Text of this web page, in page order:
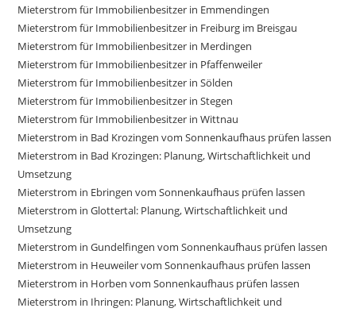
Mieterstrom für Immobilienbesitzer in Emmendingen
Mieterstrom für Immobilienbesitzer in Freiburg im Breisgau
Mieterstrom für Immobilienbesitzer in Merdingen
Mieterstrom für Immobilienbesitzer in Pfaffenweiler
Mieterstrom für Immobilienbesitzer in Sölden
Mieterstrom für Immobilienbesitzer in Stegen
Mieterstrom für Immobilienbesitzer in Wittnau
Mieterstrom in Bad Krozingen vom Sonnenkaufhaus prüfen lassen
Mieterstrom in Bad Krozingen: Planung, Wirtschaftlichkeit und
Umsetzung
Mieterstrom in Ebringen vom Sonnenkaufhaus prüfen lassen
Mieterstrom in Glottertal: Planung, Wirtschaftlichkeit und
Umsetzung
Mieterstrom in Gundelfingen vom Sonnenkaufhaus prüfen lassen
Mieterstrom in Heuweiler vom Sonnenkaufhaus prüfen lassen
Mieterstrom in Horben vom Sonnenkaufhaus prüfen lassen
Mieterstrom in Ihringen: Planung, Wirtschaftlichkeit und